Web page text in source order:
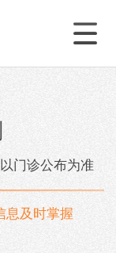
门诊公布为准
息及时掌握